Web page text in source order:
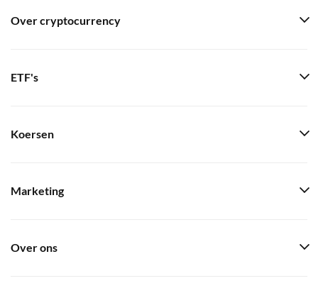
Over cryptocurrency
ETF's
Koersen
Marketing
Over ons